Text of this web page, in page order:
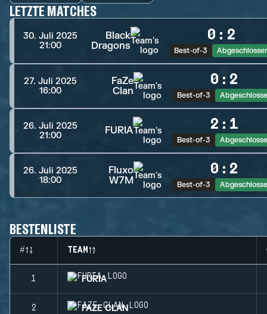
LETZTE MATCHES
30. Juli 2025
21:00
Black
Dragons
0 : 2
Best-of-3
27. Juli 2025
16:00
FaZe
Clan
0 : 2
Best-of-3
26. Juli 2025
21:00
FURIA 2 : 1
Best-of-3
26. Juli 2025
18:00
Fluxo
W7M
0 : 2
Best-of-3
BESTENLISTE
# TEAM
1 FURIA
2 FAZE CLAN